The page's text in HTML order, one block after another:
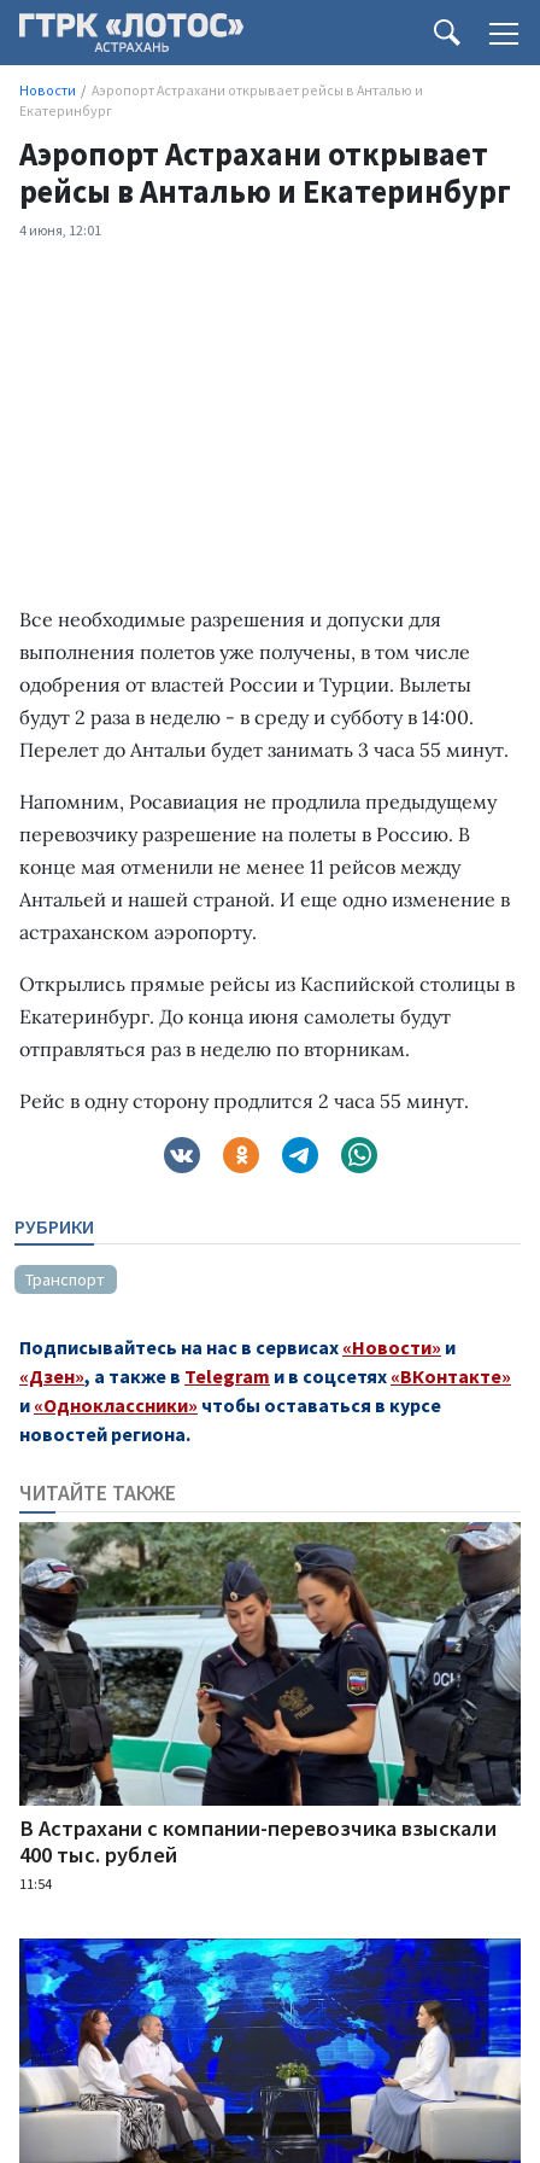
Новости
Аэропорт Астрахани открывает рейсы в Анталью и
Екатеринбург
Аэропорт Астрахани открывает
рейсы в Анталью и Екатеринбург
4 июня, 12:01
Все необходимые разрешения и допуски для
выполнения полетов уже получены, в том числе
одобрения от властей России и Турции. Вылеты
будут 2 раза в неделю - в среду и субботу в 14:00.
Перелет до Антальи будет занимать 3 часа 55 минут.
Напомним, Росавиация не продлила предыдущему
перевозчику разрешение на полеты в Россию. В
конце мая отменили не менее 11 рейсов между
Антальей и нашей страной. И еще одно изменение в
астраханском аэропорту.
Открылись прямые рейсы из Каспийской столицы в
Екатеринбург. До конца июня самолеты будут
отправляться раз в неделю по вторникам.
Рейс в одну сторону продлится 2 часа 55 минут.
РУБРИКИ
Транспорт
Подписывайтесь на нас в сервисах «Новости» и
«Дзен», а также в Telegram и в соцсетях «ВКонтакте»
и «Одноклассники» чтобы оставаться в курсе
новостей региона.
ЧИТАЙТЕ ТАКЖЕ
В Астрахани с компании-перевозчика взыскали
400 тыс. рублей
11:54